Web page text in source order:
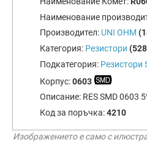
Наименование
Производител: UNI OHM
Категория: Резистори
Подкатегория: Резистори
Корпус:0603
Описание: RES SMD 0603
Код за поръчка:4210
Изображението е само с